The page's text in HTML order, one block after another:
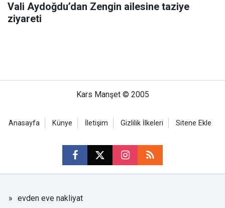
Vali Aydoğdu’dan Zengin ailesine taziye
ziyareti
Kars Manşet © 2005
Anasayfa Künye İletişim Gizlilik İlkeleri Sitene Ekle
evden eve nakliyat